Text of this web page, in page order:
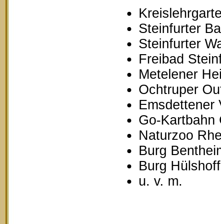
Steinfurter
Steinfurter
Freibad
Metelener
Ochtruper
Emsdettener
Go-Kartbahn
Naturzoo
Burg
Burg
u. v. m.